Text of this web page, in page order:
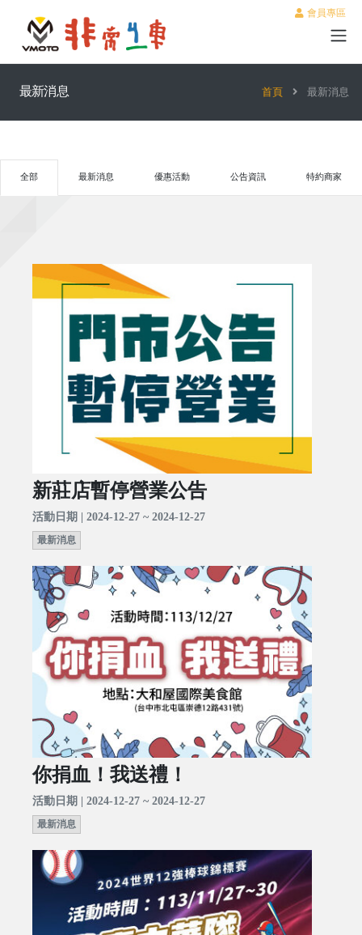
會員專區
最新消息 首頁 最新消息
全部 最新消息 優惠活動 公告資訊 特約商家
新莊店暫停營業公告
活動日期 | 2024-12-27 ~ 2024-12-27
最新消息
你捐血！我送禮！
活動日期 | 2024-12-27 ~ 2024-12-27
最新消息